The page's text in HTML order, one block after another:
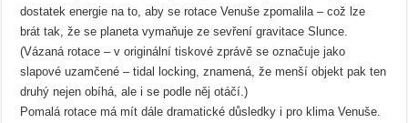
dostatek energie na to, aby se rotace Venuše zpomalila – což lze
brát tak, že se planeta vymaňuje ze sevření gravitace Slunce.
(Vázaná rotace – v originální tiskové zprávě se označuje jako
slapové uzamčené – tidal locking, znamená, že menší objekt pak ten
druhý nejen obíhá, ale i se podle něj otáčí.)
Pomalá rotace má mít dále dramatické důsledky i pro klima Venuše.